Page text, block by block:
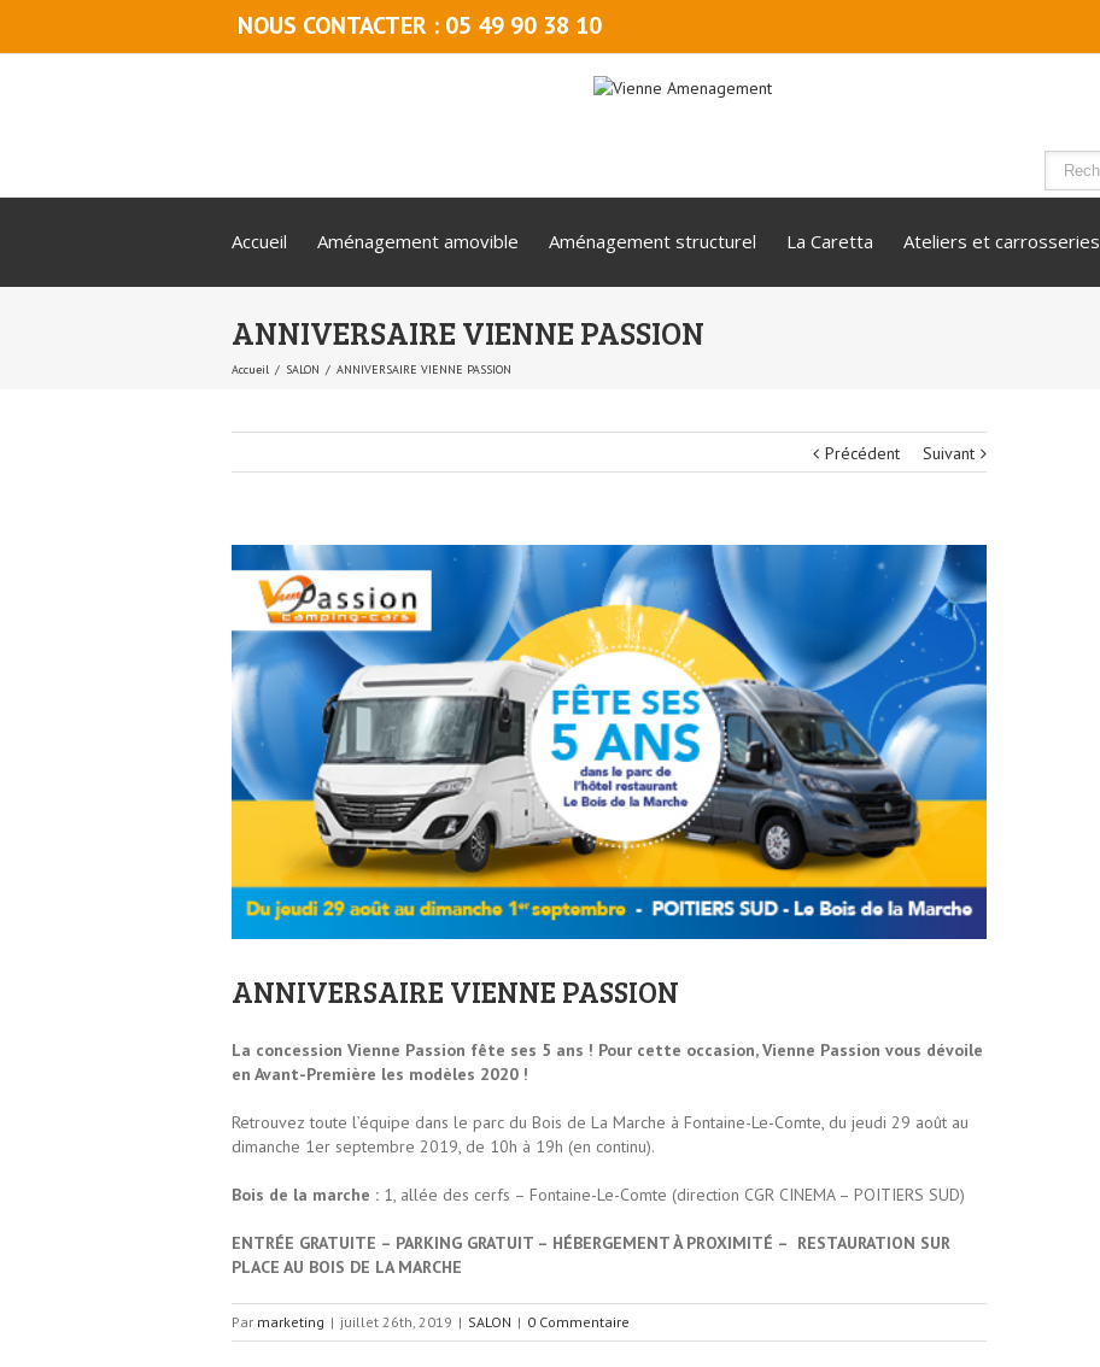
NOUS CONTACTER : 05 49 90 38 10
Accueil Aménagement amovible Aménagement structurel La Caretta Ateliers et carrosseries
ANNIVERSAIRE VIENNE PASSION
Accueil SALON ANNIVERSAIRE VIENNE PASSION
Précédent Suivant
ANNIVERSAIRE VIENNE PASSION
La concession Vienne Passion fête ses 5 ans ! Pour cette occasion, Vienne Passion vous dévoile
en Avant-Première les modèles 2020 !
Retrouvez toute l’équipe dans le parc du Bois de La Marche à Fontaine-Le-Comte, du jeudi 29 août au
dimanche 1er septembre 2019, de 10h à 19h (en continu).
Bois de la marche : 1, allée des cerfs – Fontaine-Le-Comte (direction CGR CINEMA – POITIERS SUD)
ENTRÉE GRATUITE – PARKING GRATUIT – HÉBERGEMENT À PROXIMITÉ – RESTAURATION SUR
PLACE AU BOIS DE LA MARCHE
Par marketing | juillet 26th, 2019 | SALON | 0 Commentaire